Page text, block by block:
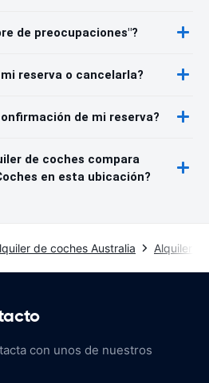
de preocupaciones"?
reserva o cancelarla?
de mi reserva?
de coches compara
en esta ubicación?
de coches Australia Alquiler
con unos de nuestros